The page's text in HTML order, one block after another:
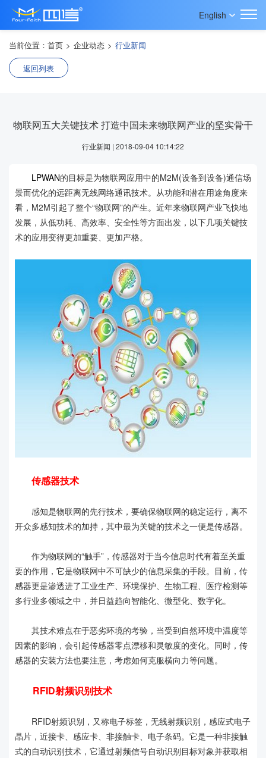
English
当前位置： 首页 > 企业动态 > 行业新闻
返回列表
物联网五大关键技术 打造中国未来物联网产业的坚实骨干
行业新闻 | 2018-09-04 10:14:22
LPWAN的目标是为物联网应用中的M2M(设备到设备)通信场
景而优化的远距离无线网络通讯技术。从功能和潜在用途角度来
看，M2M引起了整个“物联网”的产生。近年来物联网产业飞快地
发展，从低功耗、高效率、安全性等方面出发，以下几项关键技
术的应用变得更加重要、更加严格。
传感器技术
感知是物联网的先行技术，要确保物联网的稳定运行，离不
开众多感知技术的加持，其中最为关键的技术之一便是传感器。
作为物联网的“触手”，传感器对于当今信息时代有着至关重
要的作用，它是物联网中不可缺少的信息采集的手段。目前，传
感器更是渗透进了工业生产、环境保护、生物工程、医疗检测等
多行业多领域之中，并日益趋向智能化、微型化、数字化。
其技术难点在于恶劣环境的考验，当受到自然环境中温度等
因素的影响，会引起传感器零点漂移和灵敏度的变化。同时，传
感器的安装方法也要注意，考虑如何克服横向力等问题。
RFID射频识别技术
RFID射频识别，又称电子标签，无线射频识别，感应式电子
晶片，近接卡、感应卡、非接触卡、电子条码。它是一种非接触
式的自动识别技术，它通过射频信号自动识别目标对象并获取相